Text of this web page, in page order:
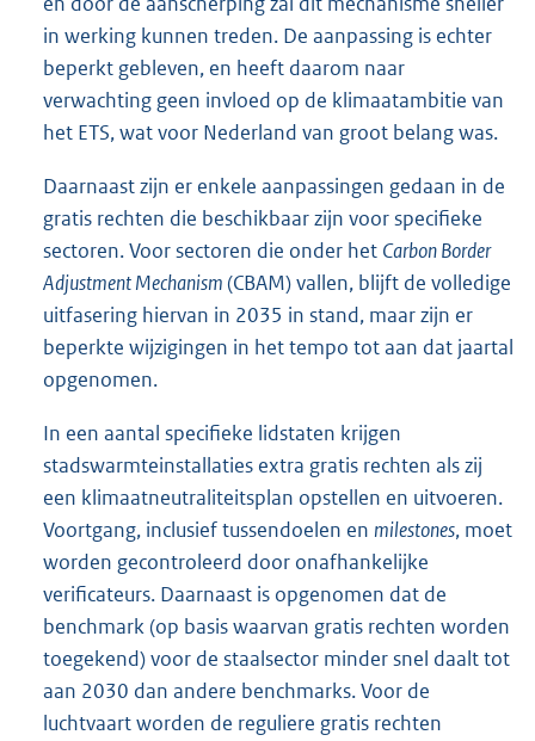
in werking kunnen treden. De aanpassing is echter
beperkt gebleven, en heeft daarom naar
verwachting geen invloed op de klimaatambitie van
het ETS, wat voor Nederland van groot belang was.
Daarnaast zijn er enkele aanpassingen gedaan in de
gratis rechten die beschikbaar zijn voor specifieke
sectoren. Voor sectoren die onder het Carbon Border
Adjustment Mechanism(CBAM) vallen, blijft de volledige
uitfasering hiervan in 2035 in stand, maar zijn er
beperkte wijzigingen in het tempo tot aan dat jaartal
opgenomen.
In een aantal specifieke lidstaten krijgen
stadswarmteinstallaties extra gratis rechten als zij
een klimaatneutraliteitsplan opstellen en uitvoeren.
Voortgang, inclusief tussendoelen en milestones, moet
worden gecontroleerd door onafhankelijke
verificateurs. Daarnaast is opgenomen dat de
benchmark (op basis waarvan gratis rechten worden
toegekend) voor de staalsector minder snel daalt tot
aan 2030 dan andere benchmarks. Voor de
luchtvaart worden de reguliere gratis rechten